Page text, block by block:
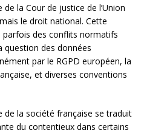
la Cour de justice de l’Union
le droit national. Cette
parfois des conflits normatifs
question des données
par le RGPD européen, la
et diverses conventions
de la société française se traduit
du contentieux dans certains